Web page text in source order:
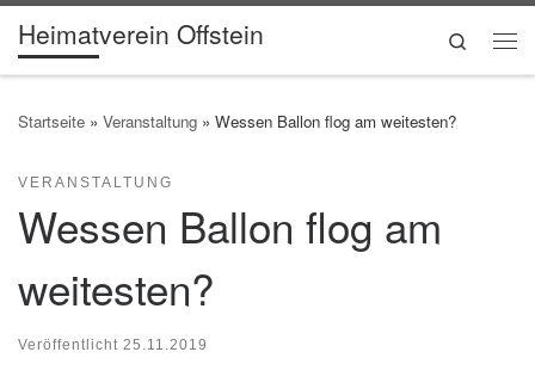
Zum Inhalt springen
Heimatverein Offstein
Search
Startseite » Veranstaltung » Wessen Ballon flog am weitesten?
VERANSTALTUNG
Wessen Ballon flog am
weitesten?
Veröffentlicht 25.11.2019